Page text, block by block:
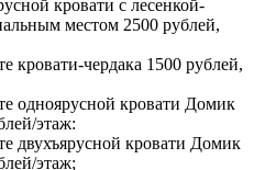
кровати с лесенкой-
местом 2500 рублей,
кровати-чердака 1500 рублей,
одноярусной кровати Домик
этаж:
двухъярусной кровати Домик
этаж;